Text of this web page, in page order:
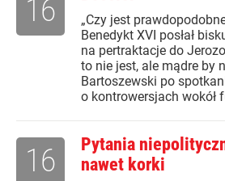
„Czy jest
Benedykt XVI posłał
na pertraktacje do
to nie jest, ale mądre by
Bartoszewski po
o kontrowersjach wokół
16
Pytania
nawet korki
16